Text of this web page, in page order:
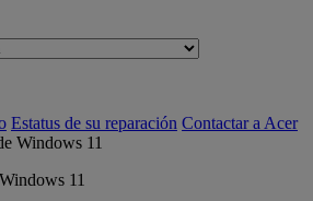
Estatus de su reparación Contactar a Acer
11